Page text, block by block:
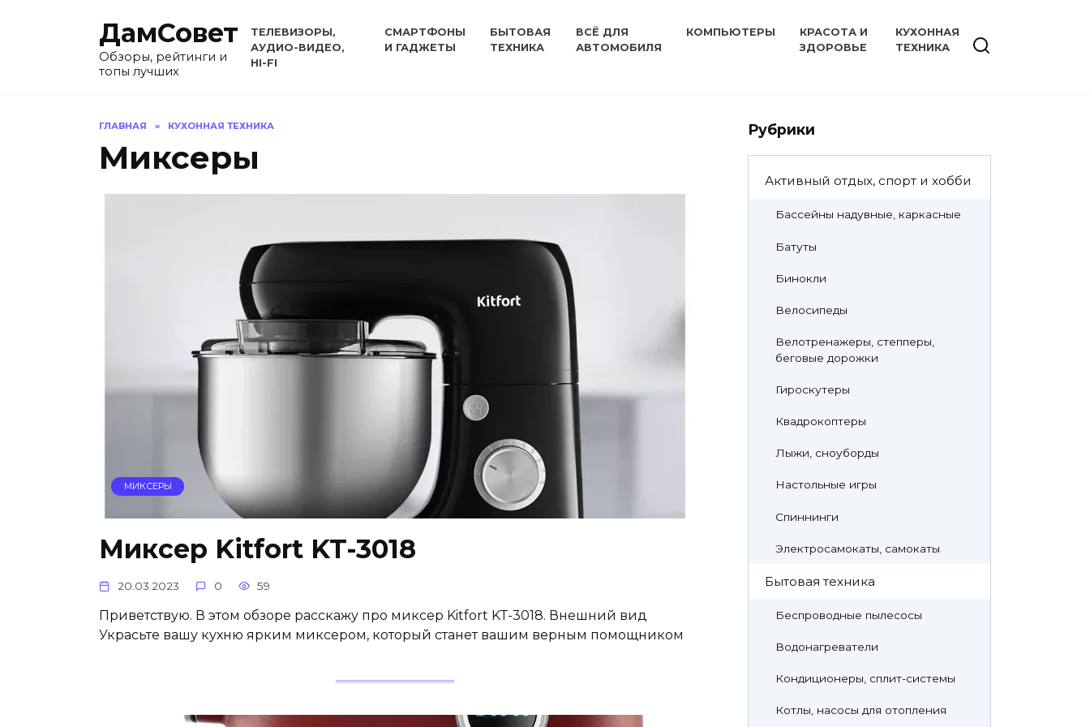
ДамСовет
Обзоры, рейтинги и
топы лучших
ТЕЛЕВИЗОРЫ,
АУДИО-ВИДЕО,
HI-FI
СМАРТФОНЫ
И ГАДЖЕТЫ
БЫТОВАЯ
ТЕХНИКА
ВСЁ ДЛЯ
АВТОМОБИЛЯ
КОМПЬЮТЕРЫ
КРАСОТА И
ЗДОРОВЬЕ
КУХОННАЯ
ТЕХНИКА
ГЛАВНАЯ » КУХОННАЯ ТЕХНИКА
Миксеры
МИКСЕРЫ
Миксер Kitfort KT-3018
20.03.2023 0 59
Приветствую. В этом обзоре расскажу про миксер Kitfort KT-3018. Внешний вид
Украсьте вашу кухню ярким миксером, который станет вашим верным помощником
Рубрики
Активный отдых, спорт и хобби
Бассейны надувные, каркасные
Батуты
Бинокли
Велосипеды
Велотренажеры, степперы,
беговые дорожки
Гироскутеры
Квадрокоптеры
Лыжи, сноуборды
Настольные игры
Спиннинги
Электросамокаты, самокаты
Бытовая техника
Беспроводные пылесосы
Водонагреватели
Кондиционеры, сплит-системы
Котлы, насосы для отопления